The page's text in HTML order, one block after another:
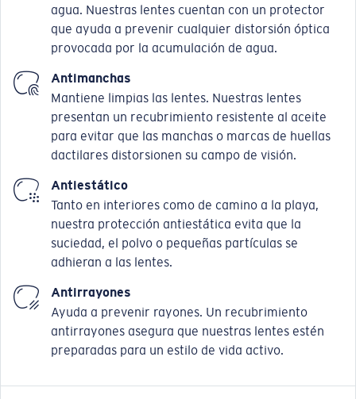
agua. Nuestras lentes cuentan con un protector
que ayuda a prevenir cualquier distorsión óptica
provocada por la acumulación de agua.
Antimanchas
Mantiene limpias las lentes. Nuestras lentes
presentan un recubrimiento resistente al aceite
para evitar que las manchas o marcas de huellas
dactilares distorsionen su campo de visión.
Antiestático
Tanto en interiores como de camino a la playa,
nuestra protección antiestática evita que la
suciedad, el polvo o pequeñas partículas se
adhieran a las lentes.
Antirrayones
Ayuda a prevenir rayones. Un recubrimiento
antirrayones asegura que nuestras lentes estén
preparadas para un estilo de vida activo.